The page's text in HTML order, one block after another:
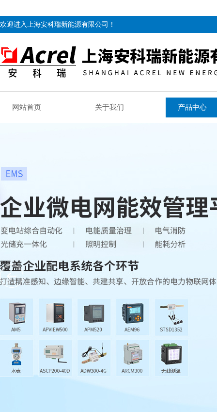
欢迎进入上海安科瑞新能源有限公司！
网站首页 关于我们 产品中心